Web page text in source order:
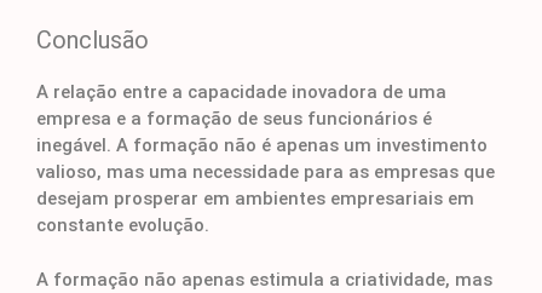
Conclusão
A relação entre a capacidade inovadora de uma
empresa e a formação de seus funcionários é
inegável. A formação não é apenas um investimento
valioso, mas uma necessidade para as empresas que
desejam prosperar em ambientes empresariais em
constante evolução.
A formação não apenas estimula a criatividade, mas